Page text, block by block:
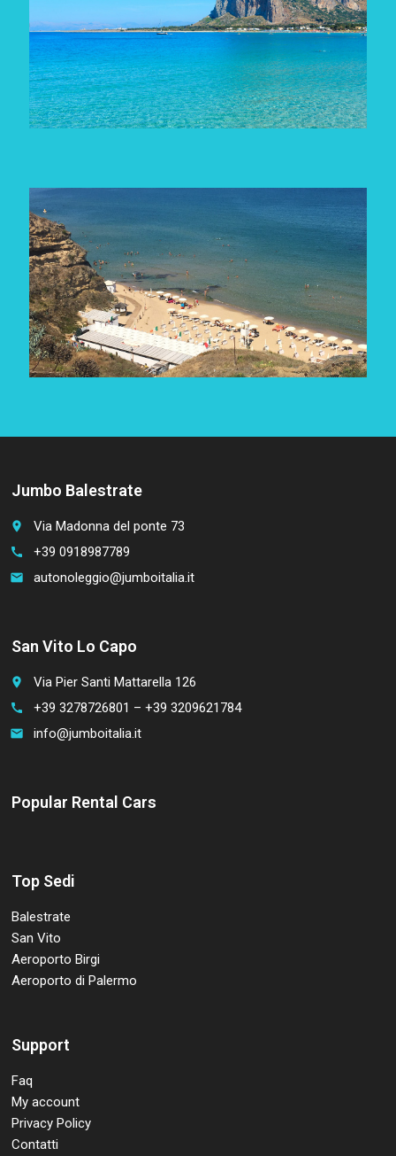
Jumbo Balestrate
place Via Madonna del ponte 73
call +39 0918987789
email autonoleggio@jumboitalia.it
San Vito Lo Capo
place Via Pier Santi Mattarella 126
call +39 3278726801 – +39 3209621784
email info@jumboitalia.it
Popular Rental Cars
Top Sedi
Balestrate
San Vito
Aeroporto Birgi
Aeroporto di Palermo
Support
Faq
My account
Privacy Policy
Contatti